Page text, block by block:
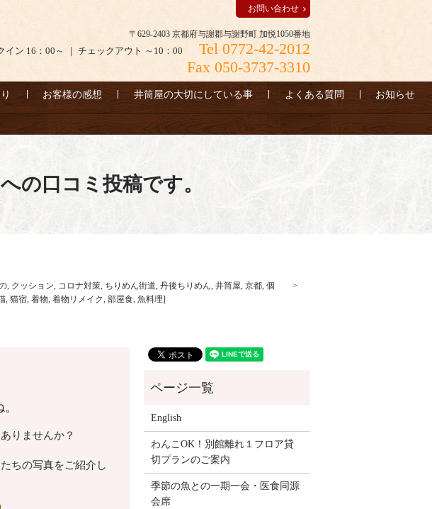
〒629-2403 京都府与謝郡与謝野町 加悦1050番地
イン 16：00～ ｜ チェックアウト ～10：00
Tel 0772-42-2012
Fax 050-3737-3310
お問い合わせ
お客様の感想 井筒屋の大切にしている事 よくある質問 お知らせ
の口コミ投稿です。
, クッション, コロナ対策, ちりめん街道, 丹後ちりめん, 井筒屋, 京都, 個
, 猫宿, 着物, 着物リメイク, 部屋食, 魚料理]
りませんか？
ちの写真をご紹介し
English
わんこOK！別館離れ１フロア貸
切プランのご案内
季節の魚との一期一会・医食同源
会席